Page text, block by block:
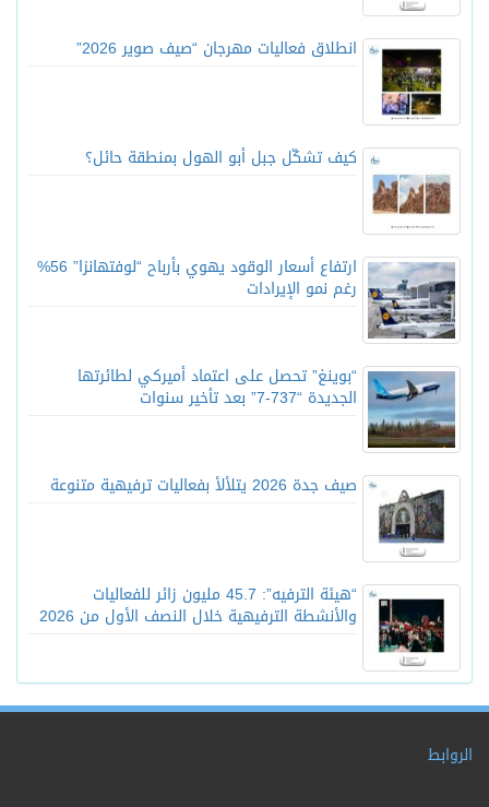
انطلاق فعاليات مهرجان “صيف صوير 2026”
كيف تشكّل جبل أبو الهول بمنطقة حائل؟
ارتفاع أسعار الوقود يهوي بأرباح “لوفتهانزا” 56%
رغم نمو الإيرادات
“بوينغ” تحصل على اعتماد أميركي لطائرتها
الجديدة “737-7” بعد تأخير سنوات
صيف جدة 2026 يتلألأ بفعاليات ترفيهية متنوعة
“هيئة الترفيه”: 45.7 مليون زائر للفعاليات
والأنشطة الترفيهية خلال النصف الأول من 2026
الروابط